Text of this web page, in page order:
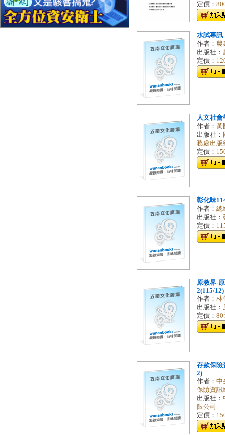
定價：
水試專訊
作者： 農
出版社：
定價：
人文社會
作者： 黃
出版社：
務處出版
定價：
彰化味
作者： 總
出版社：
定價：
原教界-
2(115/12)
作者： 林
出版社：
定價： 80
存款保險
2)
作者： 中
保險資訊
出版社：
限公司
定價：